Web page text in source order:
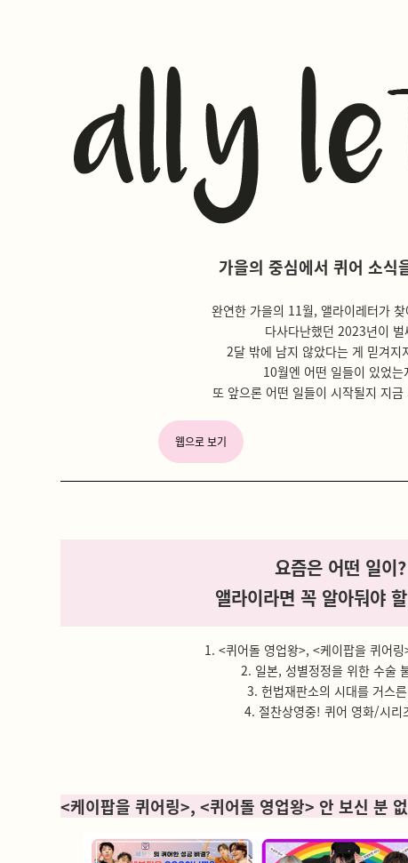
가을의 중심에서 퀴어 소식
완연한 가을의 11월, 앨라이레터가
다사다난했던 2023년이 벌
2달 밖에 남지 않았다는 게 믿겨지
10월엔 어떤 일들이 있었는
또 앞으론 어떤 일들이 시작될지 지금
웹으로 보기
요즘은 어떤 일이?
앨라이라면 꼭 알아둬야
1. <퀴어돌 영업왕>, <케이팝을 퀴어
2. 일본, 성별정정을 위한 수술
3. 헌법재판소의 시대를 거스
4. 절찬상영중! 퀴어 영화/시리
<케이팝을 퀴어링>, <퀴어돌 영업왕> 안 보신 분